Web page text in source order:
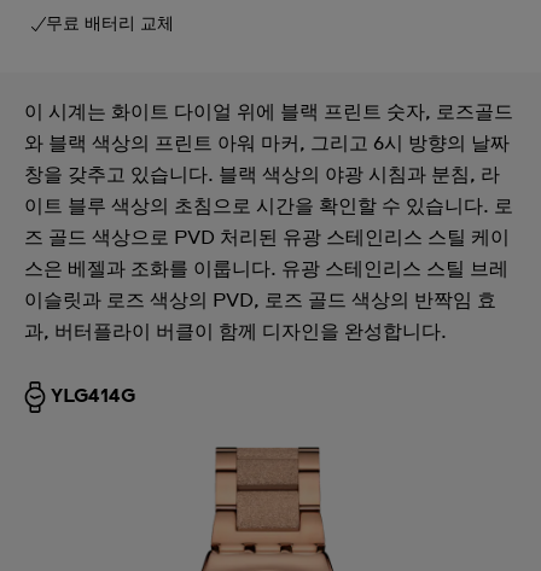
무료 배터리 교체
이 시계는 화이트 다이얼 위에 블랙 프린트 숫자, 로즈골드
와 블랙 색상의 프린트 아워 마커, 그리고 6시 방향의 날짜
창을 갖추고 있습니다. 블랙 색상의 야광 시침과 분침, 라
이트 블루 색상의 초침으로 시간을 확인할 수 있습니다. 로
즈 골드 색상으로 PVD 처리된 유광 스테인리스 스틸 케이
스은 베젤과 조화를 이룹니다. 유광 스테인리스 스틸 브레
이슬릿과 로즈 색상의 PVD, 로즈 골드 색상의 반짝임 효
과, 버터플라이 버클이 함께 디자인을 완성합니다.
YLG414G